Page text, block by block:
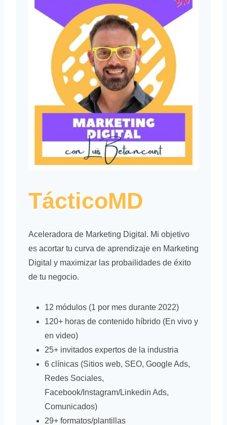
TácticoMD
Aceleradora de Marketing Digital. Mi objetivo
es acortar tu curva de aprendizaje en Marketing
Digital y maximizar las probailidades de éxito
de tu negocio.
12 módulos (1 por mes durante 2022)
120+ horas de contenido híbrido (En vivo y
en video)
25+ invitados expertos de la industria
6 clínicas (Sitios web, SEO, Google Ads,
Redes Sociales,
Facebook/Instagram/Linkedin Ads,
Comunicados)
29+ formatos/plantillas